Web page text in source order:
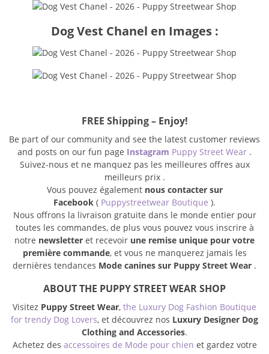
Dog Vest Chanel en Images :
FREE Shipping – Enjoy!
Be part of our community and see the latest customer reviews
and posts on our fun page Instagram Puppy Street Wear .
Suivez-nous et ne manquez pas les meilleures offres aux
meilleurs prix .
Vous pouvez également nous contacter sur
Facebook ( Puppystreetwear Boutique ).
Nous offrons la livraison gratuite dans le monde entier pour
toutes les commandes, de plus vous pouvez vous inscrire à
notre newsletter et recevoir une remise unique pour votre
première commande, et vous ne manquerez jamais les
dernières tendances Mode canines sur Puppy Street Wear .
ABOUT THE PUPPY STREET WEAR SHOP
Visitez Puppy Street Wear, the Luxury Dog Fashion Boutique
for trendy Dog Lovers, et découvrez nos Luxury Designer Dog
Clothing and Accessories.
Achetez des accessoires de Mode pour chien et gardez votre